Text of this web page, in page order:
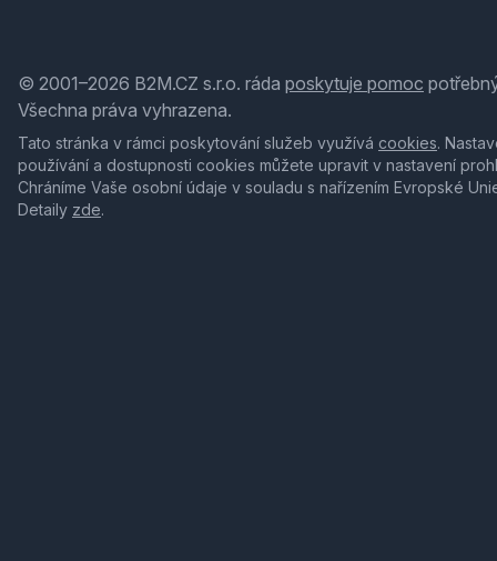
© 2001–2026 B2M.CZ s.r.o. ráda poskytuje pomoc
Všechna práva vyhrazena.
Tato stránka v rámci poskytování služeb využívá cookies.
používání a dostupnosti cookies můžete upravit v nastavení
Chráníme Vaše osobní údaje v souladu s nařízením Evropské
Detaily zde.